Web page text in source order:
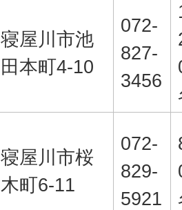
寝屋川市池
田本町4-10
072-
827-
3456
寝屋川市桜
木町6-11
072-
829-
5921